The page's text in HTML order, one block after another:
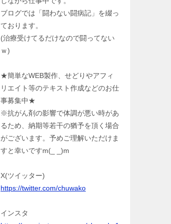
ブログでは「闘わない闘病記」を綴っ
ております。
(治療受けてるだけなので闘ってない
ｗ)
★簡単なWEB製作、せどりやアフィ
リエイト等のテキスト作成などのお仕
事募集中★
※抗がん剤の影響で体調が悪い時があ
るため、納期等若干の猶予を頂く場合
がございます。予めご理解いただけま
すと幸いですm(_ _)m
X(ツイッター)
https://twitter.com/chuwako
インスタ